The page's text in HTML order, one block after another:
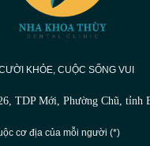
KHỎE, CUỘC SỐNG VUI
TDP Mới, Phường Chũ, tỉnh
cơ địa của mỗi người (*)